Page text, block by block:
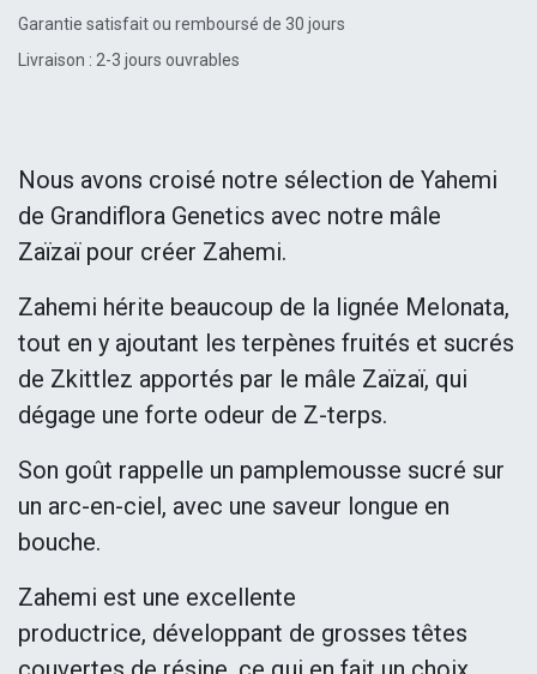
Garantie satisfait ou remboursé de 30 jours
Livraison : 2-3 jours ouvrables
Nous avons croisé notre sélection de Yahemi
de Grandiflora Genetics avec notre mâle
Zaïzaï pour créer Zahemi.
Zahemi hérite beaucoup de la lignée Melonata,
tout en y ajoutant les terpènes fruités et sucrés
de Zkittlez apportés par le mâle Zaïzaï, qui
dégage une forte odeur de Z-terps.
Son goût rappelle un pamplemousse sucré sur
un arc-en-ciel, avec une saveur longue en
bouche.
Zahemi est une excellente
productrice, développant de grosses têtes